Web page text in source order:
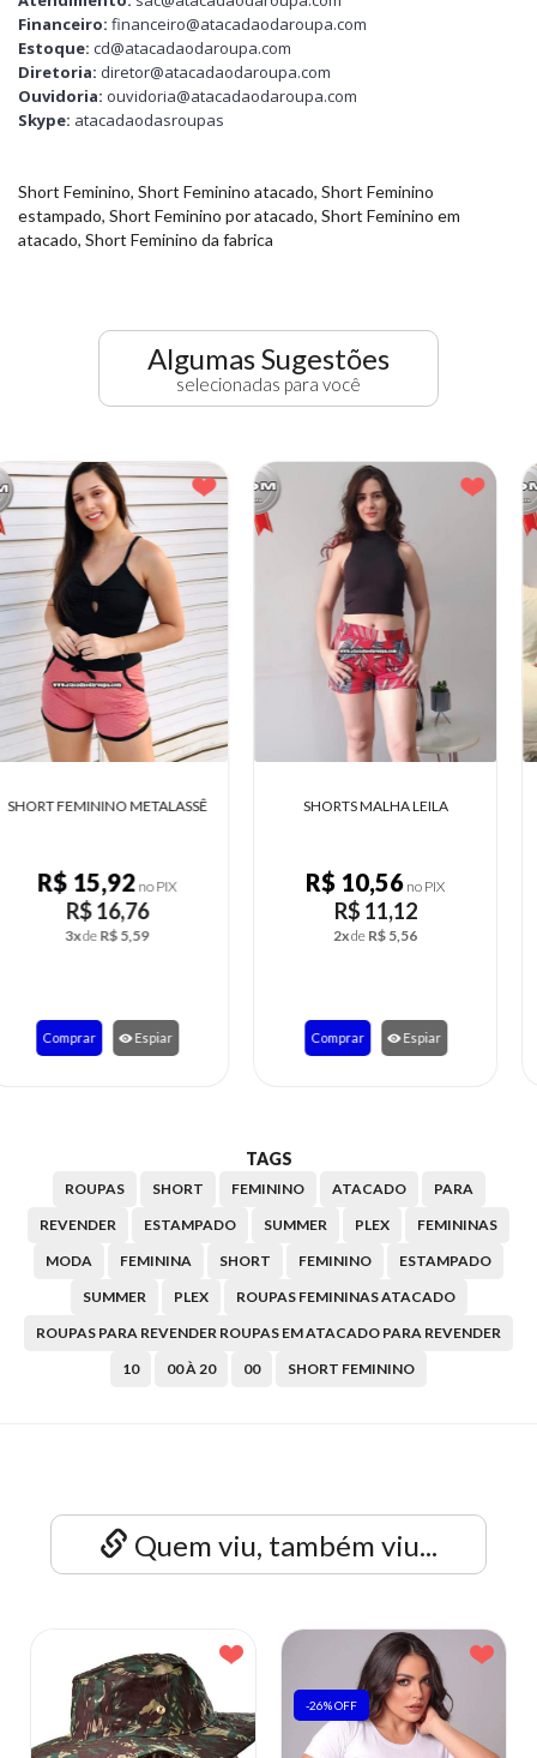
Financeiro: financeiro@atacadaodaroupa.com
Estoque: cd@atacadaodaroupa.com
Diretoria: diretor@atacadaodaroupa.com
Ouvidoria: ouvidoria@atacadaodaroupa.com
Skype: atacadaodasroupas
Short Feminino, Short Feminino atacado, Short Feminino
estampado, Short Feminino por atacado, Short Feminino em
atacado, Short Feminino da fabrica
Algumas Sugestões
selecionadas para você
SHORTS MALHA LEILA
R$ 10,56no PIX
R$ 11,12
2xdeR$ 5,56
Comprar Espiar
SHORT FEMININO CREPE
R$ 11,37no PIX
R$ 11,97
2xdeR$ 5,99
Comprar Espiar
TAGS
ROUPAS SHORT FEMININO ATACADO
PARA
REVENDER
ESTAMPADO SUMMER PLEX
FEMININAS
MODA
FEMININA SHORT FEMININO
ESTAMPADO
SUMMER
PLEX
ROUPAS FEMININAS ATACADO
ROUPAS PARA REVENDER ROUPAS EM ATACADO PARA REVENDER
10
00 À 20 00 SHORT FEMININO
Quem viu, também viu...
-26% OFF